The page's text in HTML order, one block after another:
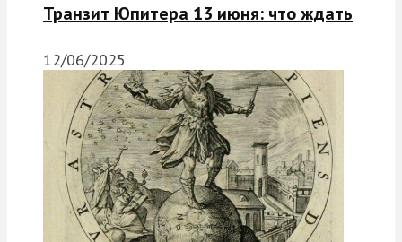
Транзит Юпитера 13 июня: что ждать
12/06/2025